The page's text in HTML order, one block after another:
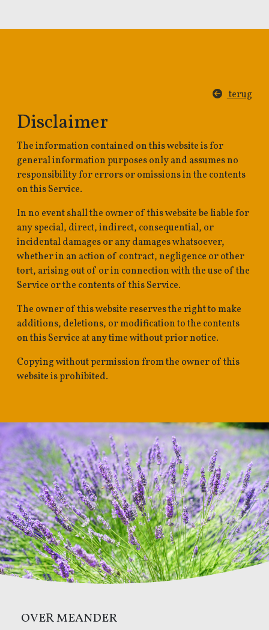
terug
Disclaimer
The information contained on this website is for
general information purposes only and assumes no
responsibility for errors or omissions in the contents
on this Service.
In no event shall the owner of this website be liable for
any special, direct, indirect, consequential, or
incidental damages or any damages whatsoever,
whether in an action of contract, negligence or other
tort, arising out of or in connection with the use of the
Service or the contents of this Service.
The owner of this websitereserves the right to make
additions, deletions, or modification to the contents
on this Service at any time without prior notice.
Copying without permission from the owner of this
website is prohibited.
OVER MEANDER